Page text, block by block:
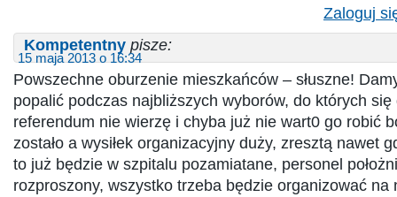
Zaloguj
Kompetentny pisze:
15 maja 2013 o 16:34
Powszechne oburzenie mieszkańców – słuszne!
popalić podczas najbliższych wyborów, do których się
referendum nie wierzę i chyba już nie wart0 go robić
zostało a wysiłek organizacyjny duży, zresztą nawet
to już będzie w szpitalu pozamiatane, personel
rozproszony, wszystko trzeba będzie organizować na